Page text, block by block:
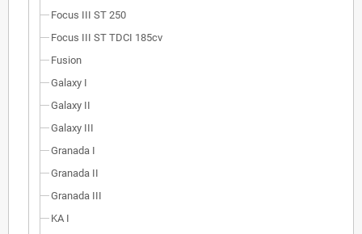
Focus III ST 250
Focus III ST TDCI 185cv
Fusion
Galaxy I
Galaxy II
Galaxy III
Granada I
Granada II
Granada III
KA I